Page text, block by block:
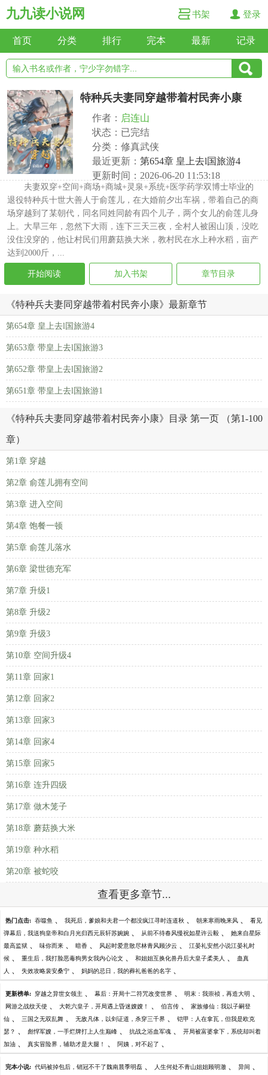
九九读小说网 书架 登录
首页 分类 排行 完本 最新 记录
特种兵夫妻同穿越带着村民奔小康
作者： 启连山
状态：已完结
分类：修真武侠
最近更新： 第654章 皇上去l国旅游4
更新时间：2026-06-20 11:53:18
夫妻双穿+空间+商场+商城+灵泉+系统+医学药学双博士毕业的
退役特种兵十世大善人于俞莲儿，在大婚前夕出车祸，带着自己的商
场穿越到了某朝代，同名同姓同龄有四个儿子，两个女儿的俞莲儿身
上。大旱三年，忽然下大雨，连下三天三夜，全村人被困山顶，没吃
没住没穿的，他让村民们用蘑菇换大米，教村民在水上种水稻，亩产
达到2000斤，...
开始阅读 加入书架 章节目录
《特种兵夫妻同穿越带着村民奔小康》最新章节
第654章 皇上去l国旅游4
第653章 带皇上去l国旅游3
第652章 带皇上去l国旅游2
第651章 带皇上去l国旅游1
《特种兵夫妻同穿越带着村民奔小康》目录 第一页 （第1-100
章）
第1章 穿越
第2章 俞莲儿拥有空间
第3章 进入空间
第4章 饱餐一顿
第5章 俞莲儿落水
第6章 梁世德充军
第7章 升级1
第8章 升级2
第9章 升级3
第10章 空间升级4
第11章 回家1
第12章 回家2
第13章 回家3
第14章 回家4
第15章 回家5
第16章 连升四级
第17章 做木笼子
第18章 蘑菇换大米
第19章 种水稻
第20章 被蛇咬
查看更多章节...
热门点击: 吞噬鱼 、 我死后，爹娘和夫君一个都没疯江寻时连道秋 、 朝来寒雨晚来风 、 看见
弹幕后，我送狗皇帝和白月光归西元辰轩苏婉婉 、 从前不待春风慢祝如星许云毅 、 她来自星际
最高监狱 、 味你而来 、 暗香 、 风起时爱意散尽林青风顾汐云 、 江晏礼安然小说江晏礼时
候 、 重生后，我打脸恶毒狗男女我内心论文 、 和姐姐互换化兽丹后大皇子柔美人 、 蛊真
人 、 失效攻略裴安桑宁 、 妈妈的忌日，我的葬礼爸爸的名字 、
更新榜单: 穿越之异世女领主 、 幕后：开局十二符咒改变世界 、 明末：我崇祯，再造大明 、
网游之战纹天使 、 大乾六皇子，开局遇上昏迷嫂嫂！ 、 伯言传 、 家族修仙：我以子嗣登
仙 、 三国之无双乱舞 、 无敌凡体，以剑证道，杀穿三千界 、 铠甲：人在拿瓦，但我是欧克
瑟？ 、 彪悍军嫂，一手烂牌打上人生巅峰 、 抗战之浴血军魂 、 开局被富婆拿下，系统却叫着
加油 、 真实冒险界，辅助才是大腿！ 、 阿姨，对不起了 、
完本小说: 代码被掉包后，销冠不干了魏南晨季明磊 、 人生何处不青山姐姐顾明澈 、 异间 、